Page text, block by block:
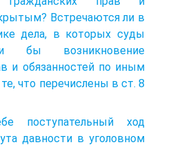
Встречаются ли в
дела, в которых суды
бы возникновение
и обязанностей по иным
что перечислены в ст. 8
поступательный ход
давности в уголовном